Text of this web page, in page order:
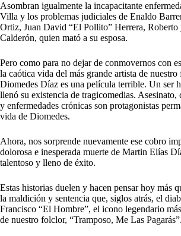
Asombran igualmente la incapacitante
Villa y los problemas judiciales de Enaldo
Ortiz, Juan David “El Pollito” Herrera, Roberto
Calderón, quien mató a su esposa.
Pero como para no dejar de conmovernos con
la caótica vida del más grande artista de nuestro
Diomedes Díaz es una película terrible. Un ser
llenó su existencia de tragicomedias. Asesinato,
y enfermedades crónicas son protagonistas
vida de Diomedes.
Ahora, nos sorprende nuevamente ese cobro
dolorosa e inesperada muerte de Martin Elías
talentoso y lleno de éxito.
Estas historias duelen y hacen pensar hoy más
la maldición y sentencia que, siglos atrás, el
Francisco “El Hombre”, el icono legendario
de nuestro folclor, “Tramposo, Me Las Pagarás”.